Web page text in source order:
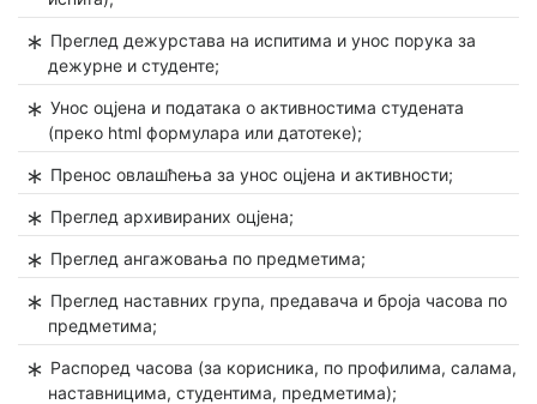
Преглед дежурстава на испитима и унос порука за
дежурне и студенте;
Унос оцјена и података о активностима студената
(преко html формулара или датотеке);
Пренос овлашћења за унос оцјена и активности;
Преглед архивираних оцјена;
Преглед ангажовања по предметима;
Преглед наставних група, предавача и броја часова по
предметима;
Распоред часова (за корисника, по профилима, салама,
наставницима, студентима, предметима);